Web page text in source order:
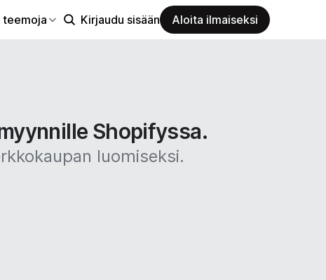
teemoja Kirjaudu sisään Aloita ilmaiseksi
Shopifyssa.
luomiseksi.